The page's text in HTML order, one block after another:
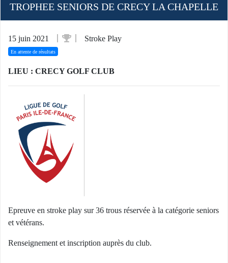
TROPHEE SENIORS DE CRECY LA CHAPELLE
15 juin 2021 Stroke Play
En attente de résultats
LIEU : CRECY GOLF CLUB
Epreuve en stroke play sur 36 trous réservée à la catégorie seniors
et vétérans.
Renseignement et inscription auprès du club.